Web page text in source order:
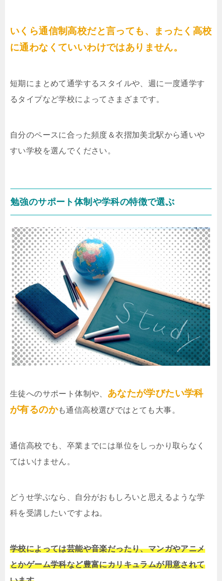
いくら通信制高校だと言っても、まったく高校
に通わなくていいわけではありません。
短期にまとめて通学するスタイルや、週に一度通学す
るタイプなど学校によってさまざまです。
自分のペースに合った頻度＆衣摺加美北駅から通いや
すい学校を選んでください。
勉強のサポート体制や学科の特徴で選ぶ
生徒へのサポート体制や、 あなたが学びたい学科
が有るのかも通信高校選びではとても大事。
通信高校でも、卒業までには単位をしっかり取らなく
てはいけません。
どうせ学ぶなら、自分がおもしろいと思えるような学
科を受講したいですよね。
学校によっては芸能や音楽だったり、マンガやアニメ
とかゲーム学科など豊富にカリキュラムが用意されて